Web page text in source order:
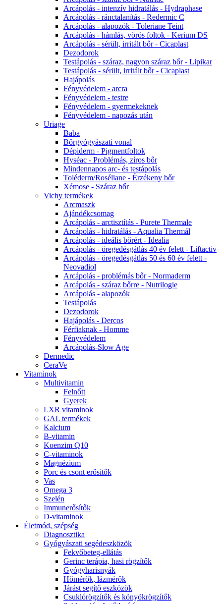
Arcápolás - intenzív hidratálás - Hydraphase
Arcápolás - ránctalanítás - Redermic C
Arcápolás - alapozók - Toleriane Teint
Arcápolás - hámlás, vörös foltok - Kerium DS
Arcápolás - sérült, irritált bőr - Cicaplast
Dezodorok
Testápolás - száraz, nagyon száraz bőr - Lipikar
Testápolás - sérült, irritált bőr - Cicaplast
Hajápolás
Fényvédelem - arcra
Fényvédelem - testre
Fényvédelem - gyermekeknek
Fényvédelem - napozás után
Uriage
Baba
Bőrgyógyászati vonal
Dépiderm - Pigmentfoltok
Hyséac - Problémás, zíros bőr
Mindennapos arc- és testápolás
Toléderm/Roséliane - Érzékeny bőr
Xémose - Száraz bőr
Vichy termékek
Arcmaszk
Ajándékcsomag
Arcápolás - arctisztítás - Purete Thermale
Arcápolás - hidratálás - Aqualia Thermál
Arcápolás - ideális bőrért - Idealia
Arcápolás - öregedésgátlás 40 év felett - Liftactiv
Arcápolás - öregedésgátlás 50 és 60 év felett -
Neovadiol
Arcápolás - problémás bőr - Normaderm
Arcápolás - száraz bőrre - Nutrilogie
Arcápolás - alapozók
Testápolás
Dezodorok
Hajápolás - Dercos
Férfiaknak - Homme
Fényvédelem
Arcápolás-Slow Age
Dermedic
CeraVe
Vitaminok
Multivitamin
Felnőtt
Gyerek
LXR vitaminok
GAL termékek
Kalcium
B-vitamin
Koenzim Q10
C-vitaminok
Magnézium
Porc és csont erősítők
Vas
Omega 3
Szelén
Immunerősítők
D-vitaminok
Életmód, szépség
Diagnosztika
Gyógyászati segédeszközök
Fekvőbeteg-ellátás
Gerinc terápia, hasi rögzítők
Gyógyharisnyák
Hőmérők, lázmérők
Járást segítő eszközök
Csuklórögzítők és könyökrögzítők